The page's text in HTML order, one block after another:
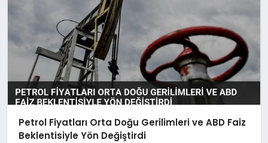
Petrol Fiyatları Orta Doğu Gerilimleri ve ABD Faiz
Beklentisiyle Yön Değiştirdi